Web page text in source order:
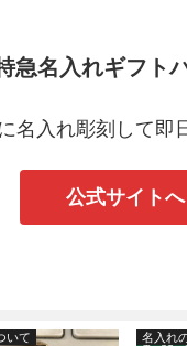
急名入れギフト
名入れ彫刻して即
公式サイトへ
いて 名入れ